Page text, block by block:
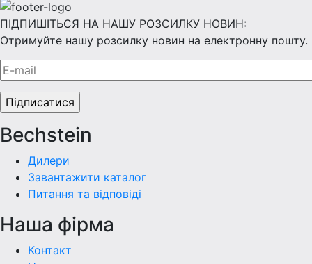
ПІДПИШІТЬСЯ НА НАШУ РОЗСИЛКУ НОВИН:
Отримуйте нашу розсилку новин на електронну пошту.
Bechstein
Дилери
Завантажити каталог
Питання та відповіді
Наша фiрма
Контакт